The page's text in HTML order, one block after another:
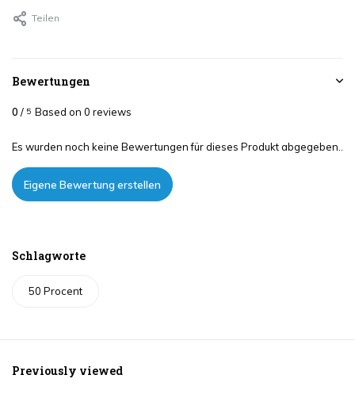
Teilen
Bewertungen
0 / 5 Based on 0 reviews
Es wurden noch keine Bewertungen für dieses Produkt abgegeben..
Eigene Bewertung erstellen
Schlagworte
50 Procent
Previously viewed